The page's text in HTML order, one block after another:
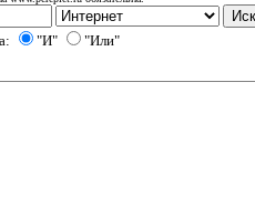
"И" "Или"